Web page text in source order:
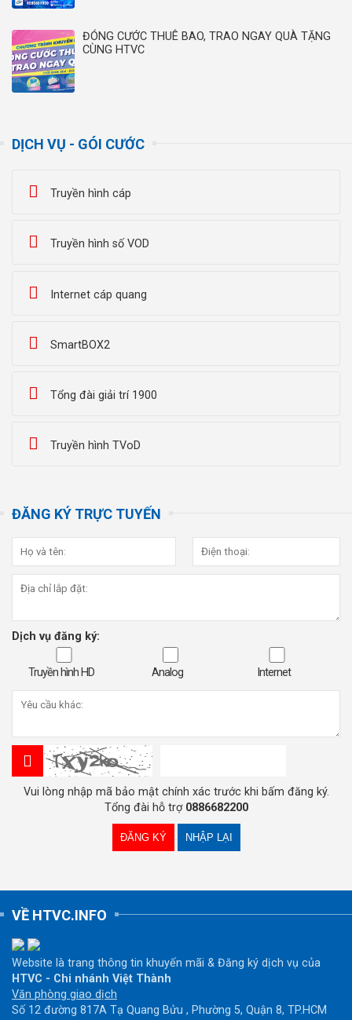
ĐÓNG CƯỚC THUÊ BAO, TRAO NGAY QUÀ TẶNG
CÙNG HTVC
DỊCH VỤ - GÓI CƯỚC
Truyền hình cáp
Truyền hình số VOD
Internet cáp quang
SmartBOX2
Tổng đài giải trí 1900
Truyền hình TVoD
ĐĂNG KÝ TRỰC TUYẾN
Dịch vụ đăng ký:
Truyền hình HD Analog Internet
Vui lòng nhập mã bảo mật chính xác trước khi bấm đăng ký.
Tổng đài hỗ trợ 0886682200
VỀ HTVC.INFO
Website là trang thông tin khuyến mãi & Đăng ký dịch vụ của
HTVC - Chi nhánh Việt Thành
Văn phòng giao dịch
Số 12 đường 817A Tạ Quang Bửu , Phường 5, Quận 8, TP.HCM